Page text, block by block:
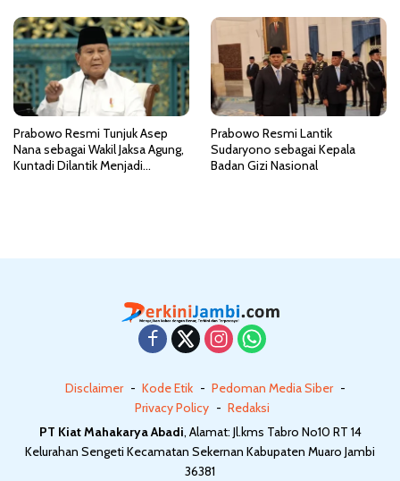
Prabowo Resmi Tunjuk Asep
Nana sebagai Wakil Jaksa Agung,
Kuntadi Dilantik Menjadi
Prabowo Resmi Lantik
Sudaryono sebagai Kepala
Badan Gizi Nasional
Disclaimer Kode Etik
Pedoman Media Siber
Privacy Policy
Redaksi
PT Kiat Mahakarya Abadi, Alamat: Jl.kms Tabro No10 RT 14
Kelurahan Sengeti Kecamatan Sekernan Kabupaten Muaro Jambi
36381